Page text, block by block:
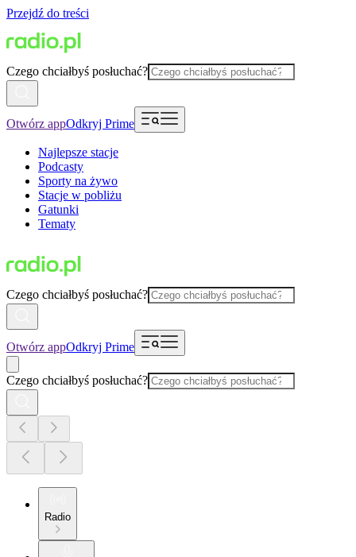
Przejdź do treści
Czego chciałbyś posłuchać?
Otwórz appOdkryj Prime
Najlepsze stacje
Podcasty
Sporty na żywo
Stacje w pobliżu
Gatunki
Tematy
Czego chciałbyś posłuchać?
Otwórz appOdkryj Prime
Czego chciałbyś posłuchać?
Radio